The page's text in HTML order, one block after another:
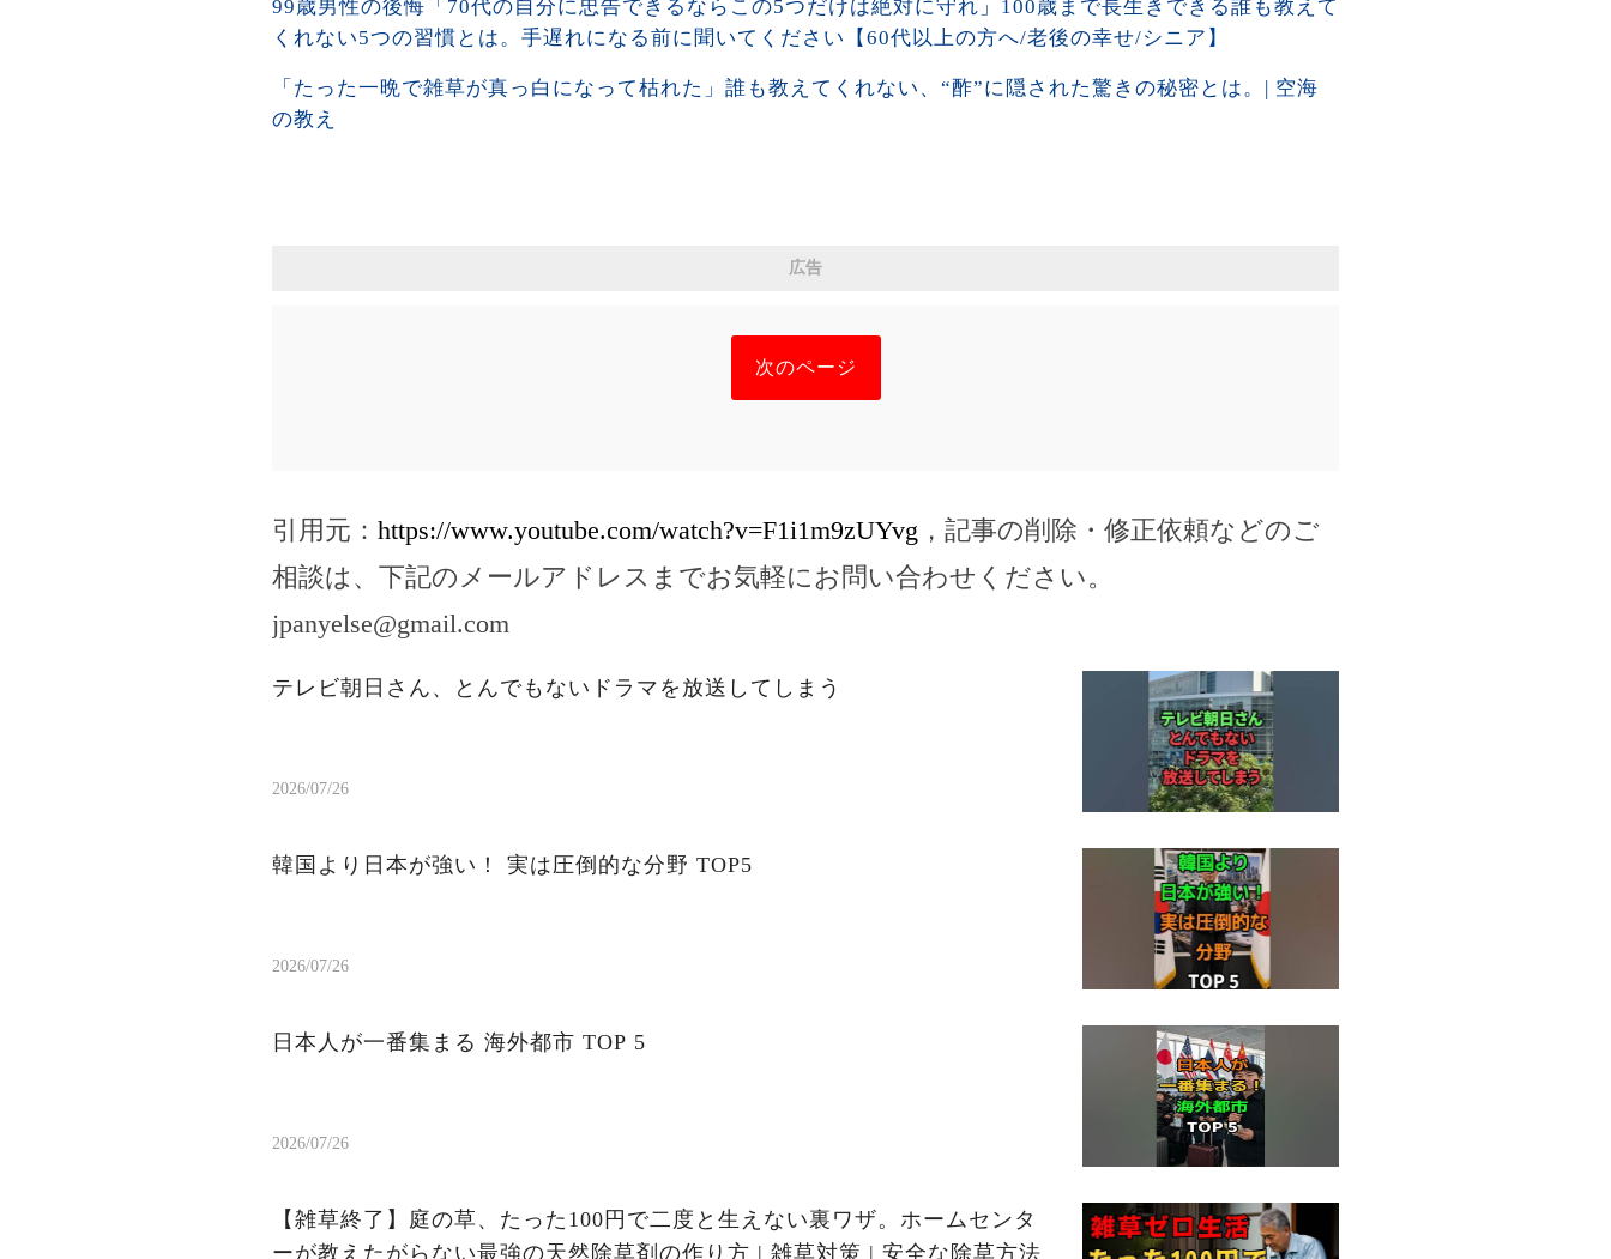
99歳男性の後悔「70代の自分に忠告できるならこの5つだけは絶対に守れ」100歳まで長生きできる誰も教えて
くれない5つの習慣とは。手遅れになる前に聞いてください【60代以上の方へ/老後の幸せ/シニア】
「たった一晩で雑草が真っ白になって枯れた」誰も教えてくれない、“酢”に隠された驚きの秘密とは。| 空海
の教え
広告
次のページ
引用元： https://www.youtube.com/watch?v=F1i1m9zUYvg ，記事の削除・修正依頼などのご
相談は、下記のメールアドレスまでお気軽にお問い合わせください。
jpanyelse@gmail.com
テレビ朝日さん、とんでもないドラマを放送してしまう
2026/07/26
韓国より日本が強い！ 実は圧倒的な分野 TOP5
2026/07/26
日本人が一番集まる 海外都市 TOP 5
2026/07/26
【雑草終了】庭の草、たった100円で二度と生えない裏ワザ。ホームセンタ
ーが教えたがらない最強の天然除草剤の作り方 | 雑草対策 | 安全な除草方法